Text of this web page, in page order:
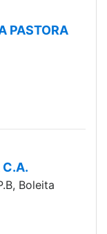
PASTORA
C.A.
Boleita